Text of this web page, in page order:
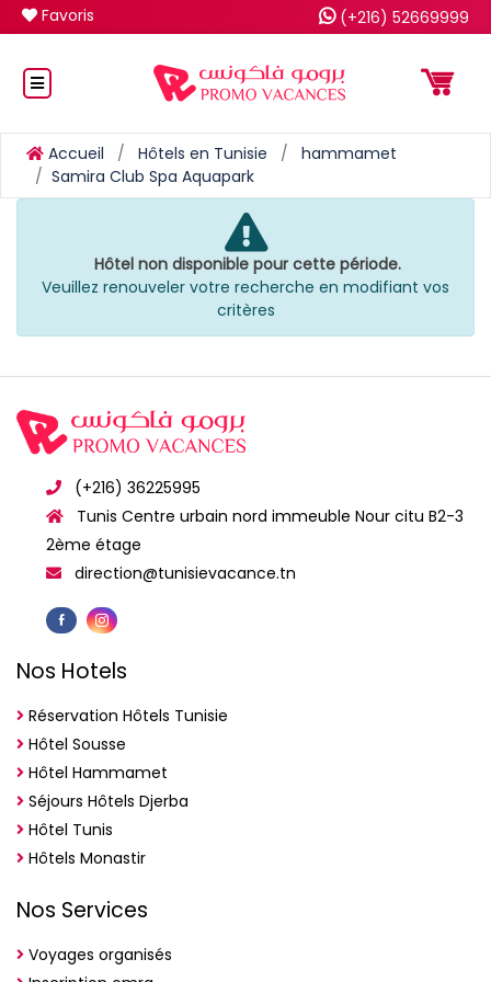
Favoris (+216) 52669999
Accueil Hôtels en Tunisie
hammamet
Samira Club Spa Aquapark
Hôtel non disponible pour cette période.
Veuillez renouveler votre recherche en modifiant vos
critères
(+216) 36225995
Tunis Centre urbain nord immeuble Nour citu B2-3
2ème étage
direction@tunisievacance.tn
Nos Hotels
Réservation Hôtels Tunisie
Hôtel Sousse
Hôtel Hammamet
Séjours Hôtels Djerba
Hôtel Tunis
Hôtels Monastir
Nos Services
Voyages organisés